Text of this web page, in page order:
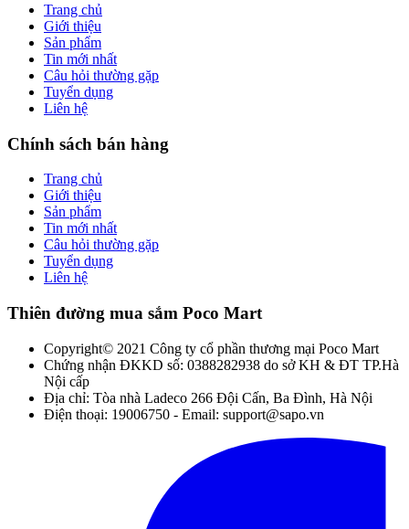
Trang chủ
Giới thiệu
Sản phẩm
Tin mới nhất
Câu hỏi thường gặp
Tuyển dụng
Liên hệ
Chính sách bán hàng
Trang chủ
Giới thiệu
Sản phẩm
Tin mới nhất
Câu hỏi thường gặp
Tuyển dụng
Liên hệ
Thiên đường mua sắm Poco Mart
Copyright© 2021 Công ty cổ phần thương mại Poco Mart
Chứng nhận ĐKKD số: 0388282938 do sở KH & ĐT TP.Hà
Nội cấp
Địa chỉ: Tòa nhà Ladeco 266 Đội Cấn, Ba Đình, Hà Nội
Điện thoại: 19006750 - Email: support@sapo.vn